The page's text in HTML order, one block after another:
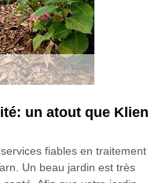
un atout que Klien
fiables en traitement
Un beau jardin est très